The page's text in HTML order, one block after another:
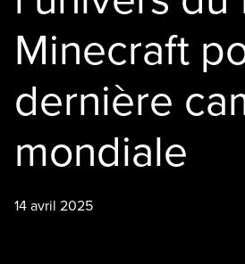
Minecraft
dernière
mondiale
14 avril 2025